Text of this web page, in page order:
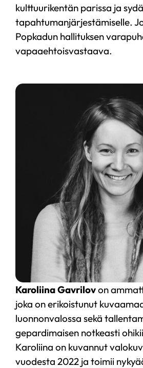
kulttuurikentän parissa ja
tapahtumanjärjestämiselle.
Popkadun hallituksen
vapaaehtoisvastaava.
Karoliina Gavrilovon
joka on erikoistunut
luonnonvalossa sekä
gepardimaisen notkeasti
Karoliina on kuvannut
vuodesta 2022 ja toimii